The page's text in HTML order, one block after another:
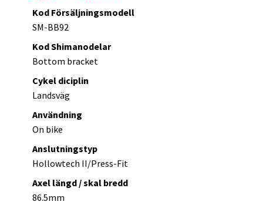
Kod Försäljningsmodell
SM-BB92
Kod Shimanodelar
Bottom bracket
Cykel diciplin
Landsväg
Användning
On bike
Anslutningstyp
Hollowtech II/Press-Fit
Axel längd / skal bredd
86.5mm